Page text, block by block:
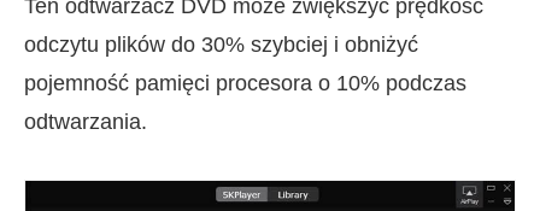
Ten odtwarzacz DVD może zwiększyć prędkość
odczytu plików do 30% szybciej i obniżyć
pojemność pamięci procesora o 10% podczas
odtwarzania.